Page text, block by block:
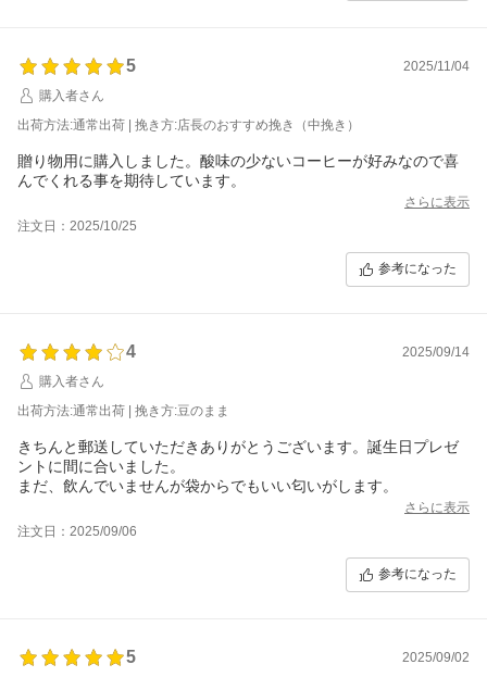
5
2025/11/04
購入者さん
出荷方法:通常出荷 | 挽き方:店長のおすすめ挽き（中挽き）
贈り物用に購入しました。酸味の少ないコーヒーが好みなので喜
んでくれる事を期待しています。
さらに表示
注文日：2025/10/25
参考になった
4
2025/09/14
購入者さん
出荷方法:通常出荷 | 挽き方:豆のまま
きちんと郵送していただきありがとうございます。誕生日プレゼ
ントに間に合いました。
まだ、飲んでいませんが袋からでもいい匂いがします。
さらに表示
注文日：2025/09/06
参考になった
5
2025/09/02